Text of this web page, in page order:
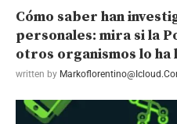
Cómo saber han
personales: mira si la
otros organismos lo ha
written by